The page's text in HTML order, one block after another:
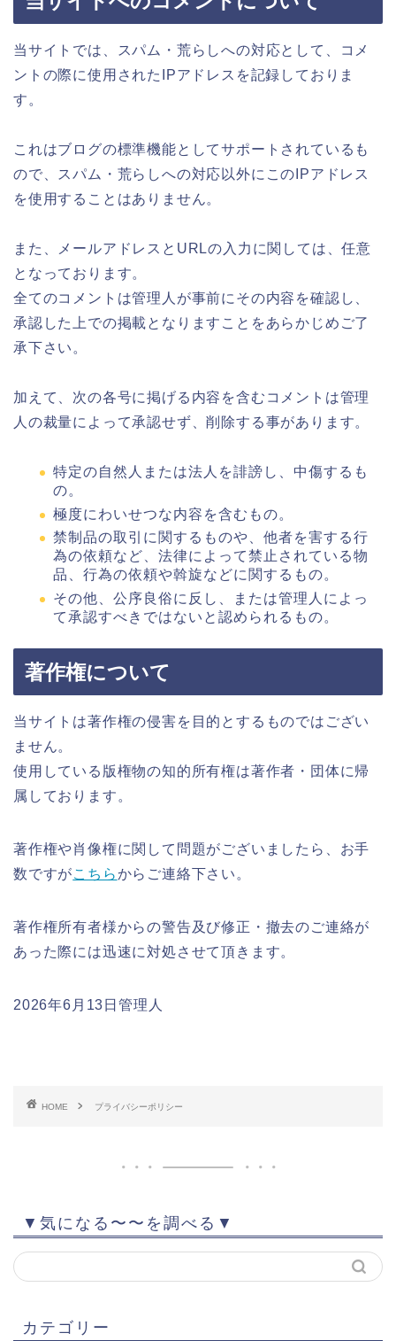
当サイトでは、スパム・荒らしへの対応として、コメ
ントの際に使用されたIPアドレスを記録しておりま
す。
これはブログの標準機能としてサポートされているも
ので、スパム・荒らしへの対応以外にこのIPアドレス
を使用することはありません。
また、メールアドレスとURLの入力に関しては、任意
となっております。
全てのコメントは管理人が事前にその内容を確認し、
承認した上での掲載となりますことをあらかじめご了
承下さい。
加えて、次の各号に掲げる内容を含むコメントは管理
人の裁量によって承認せず、削除する事があります。
特定の自然人または法人を誹謗し、中傷するも
の。
極度にわいせつな内容を含むもの。
禁制品の取引に関するものや、他者を害する行
為の依頼など、法律によって禁止されている物
品、行為の依頼や斡旋などに関するもの。
その他、公序良俗に反し、または管理人によっ
て承認すべきではないと認められるもの。
著作権について
当サイトは著作権の侵害を目的とするものではござい
ません。
使用している版権物の知的所有権は著作者・団体に帰
属しております。
著作権や肖像権に関して問題がございましたら、お手
数ですがこちらからご連絡下さい。
著作権所有者様からの警告及び修正・撤去のご連絡が
あった際には迅速に対処させて頂きます。
2026年6月13日管理人
HOME プライバシーポリシー
▼気になる〜〜を調べる▼
カテゴリー